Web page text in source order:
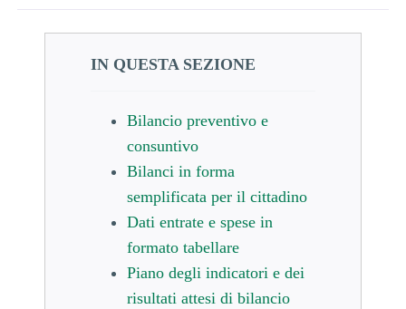
IN QUESTA SEZIONE
Bilancio preventivo e
consuntivo
Bilanci in forma
semplificata per il cittadino
Dati entrate e spese in
formato tabellare
Piano degli indicatori e dei
risultati attesi di bilancio